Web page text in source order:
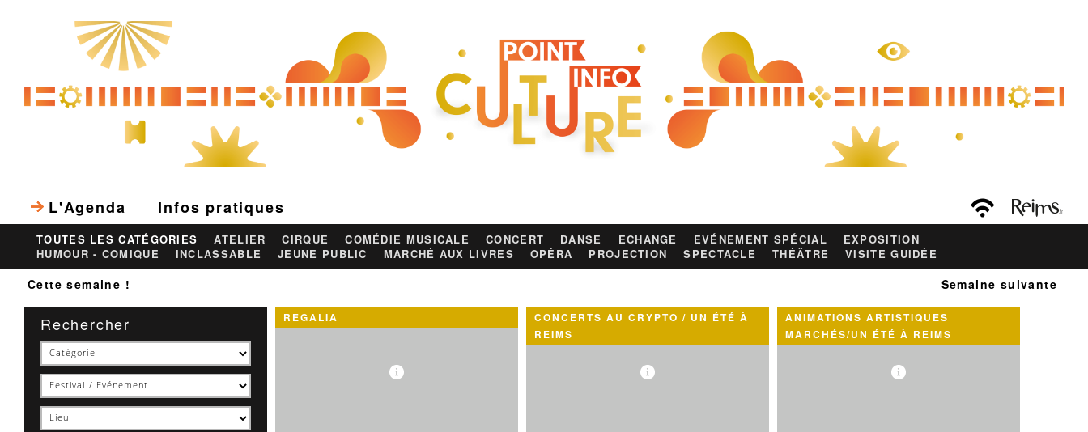
L'Agenda Infos pratiques
TOUTES LES CATÉGORIES ATELIER CIRQUE COMÉDIE MUSICALE CONCERT DANSE ECHANGE EVÉNEMENT SPÉCIAL
EXPOSITION
HUMOUR - COMIQUE
INCLASSABLE JEUNE PUBLIC MARCHÉ AUX LIVRES OPÉRA PROJECTION SPECTACLE THÉÂTRE VISITE GUIDÉE
Semaine suivante
Cette semaine !
Rechercher REGALIA
CONCERTS AU CRYPTO / UN ÉTÉ À
REIMS
ANIMATIONS ARTISTIQUES
MARCHÉS/UN ÉTÉ À REIMS